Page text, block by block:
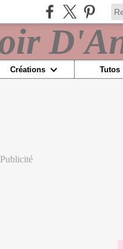
Créations Tutos
Publicité